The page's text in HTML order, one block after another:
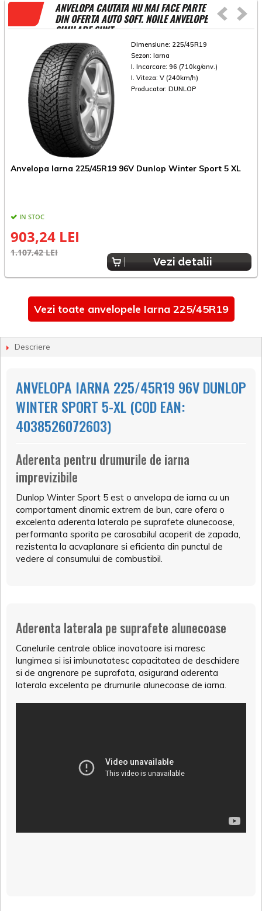
ANVELOPA CAUTATA NU MAI FACE PARTE
DIN OFERTA AUTO SOFT. NOILE ANVELOPE
SIMILARE SUNT
Dimensiune: 225/45R19
Sezon: Iarna
I. Incarcare: 96 (710kg/anv.)
I. Viteza: V (240km/h)
Producator: DUNLOP
Anvelopa Iarna 225/45R19 96V Dunlop Winter Sport 5 XL
IN STOC
903,24 LEI
1.107,42 LEI
Vezi detalii
Vezi toate anvelopele Iarna 225/45R19
Descriere
ANVELOPA IARNA 225/45R19 96V DUNLOP
WINTER SPORT 5-XL (COD EAN:
4038526072603)
Aderenta pentru drumurile de iarna
imprevizibile
Dunlop Winter Sport 5 est o anvelopa de iarna cu un
comportament dinamic extrem de bun, care ofera o
excelenta aderenta laterala pe suprafete alunecoase,
performanta sporita pe carosabilul acoperit de zapada,
rezistenta la acvaplanare si eficienta din punctul de
vedere al consumului de combustibil.
Aderenta laterala pe suprafete alunecoase
Canelurile centrale oblice inovatoare isi maresc
lungimea si isi imbunatatesc capacitatea de deschidere
si de angrenare pe suprafata, asigurand aderenta
laterala excelenta pe drumurile alunecoase de iarna.